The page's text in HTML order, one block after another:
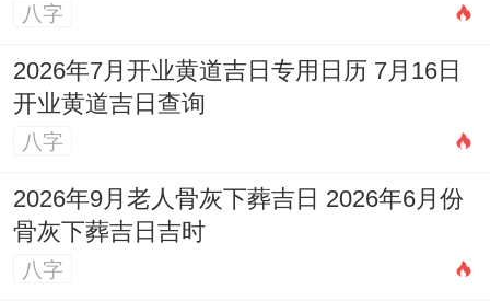
的管束或建议时可能产生叛逆情绪，记住，
官印代表保护与智慧，坦诚的交流远比沉默
的对抗更能解决问题。
对于朦胧的情感萌芽。流年并无明显的桃花
星动，且比劫环伺，不宜过早投入或公开，
以免陷入复杂的人际困扰，作用重要目标，
保持纯洁的友谊，是本年更明智的选择。
八字
2026年7月开业黄道吉日专用日历 7月16日
开业黄道吉日查询
八字
2026年9月老人骨灰下葬吉日 2026年6月份
骨灰下葬吉日吉时
八字